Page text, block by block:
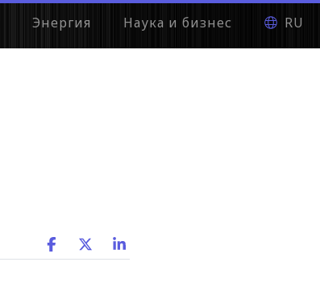
Энергия Наука и бизнес RU